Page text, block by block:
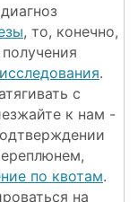
, то, конечно,
.
с
к нам -
по квотам.
на